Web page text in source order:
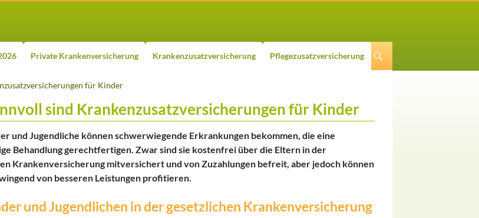
Private Krankenversicherung Krankenzusatzversicherung Pflegezusatzversicherung
für Kinder
sind Krankenzusatzversicherungen für Kinder
und Jugendliche können schwerwiegende Erkrankungen bekommen, die eine
Behandlung gerechtfertigen. Zwar sind sie kostenfrei über die Eltern in der
Krankenversicherung mitversichert und von Zuzahlungen befreit, aber jedoch können
von besseren Leistungen profitieren.
und Jugendlichen in der gesetzlichen Krankenversicherung